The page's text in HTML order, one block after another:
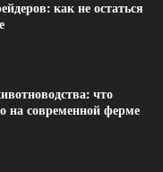
как не остаться
что
на современной ферме